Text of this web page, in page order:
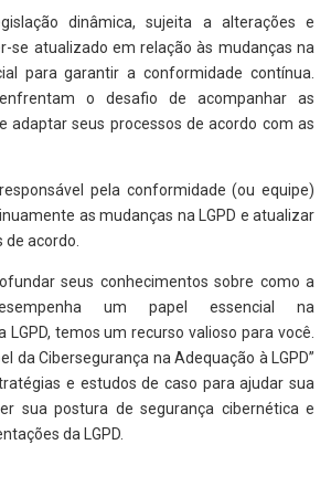
dinâmica, sujeita a alterações e
se atualizado em relação às mudanças na
para garantir a conformidade contínua.
o desafio de acompanhar as
adaptar seus processos de acordo com as
pela conformidade (ou equipe)
as mudanças na LGPD e atualizar
de acordo.
seus conhecimentos sobre como a
um papel essencial na
temos um recurso valioso para você.
da Cibersegurança na Adequação à LGPD”
e estudos de caso para ajudar sua
sua postura de segurança cibernética e
da LGPD.